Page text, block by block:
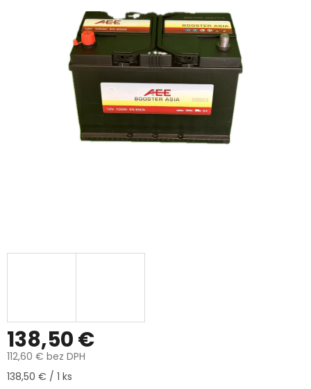
138,50 €
112,60 € bez DPH
Jednotková
138,50 € / 1 ks